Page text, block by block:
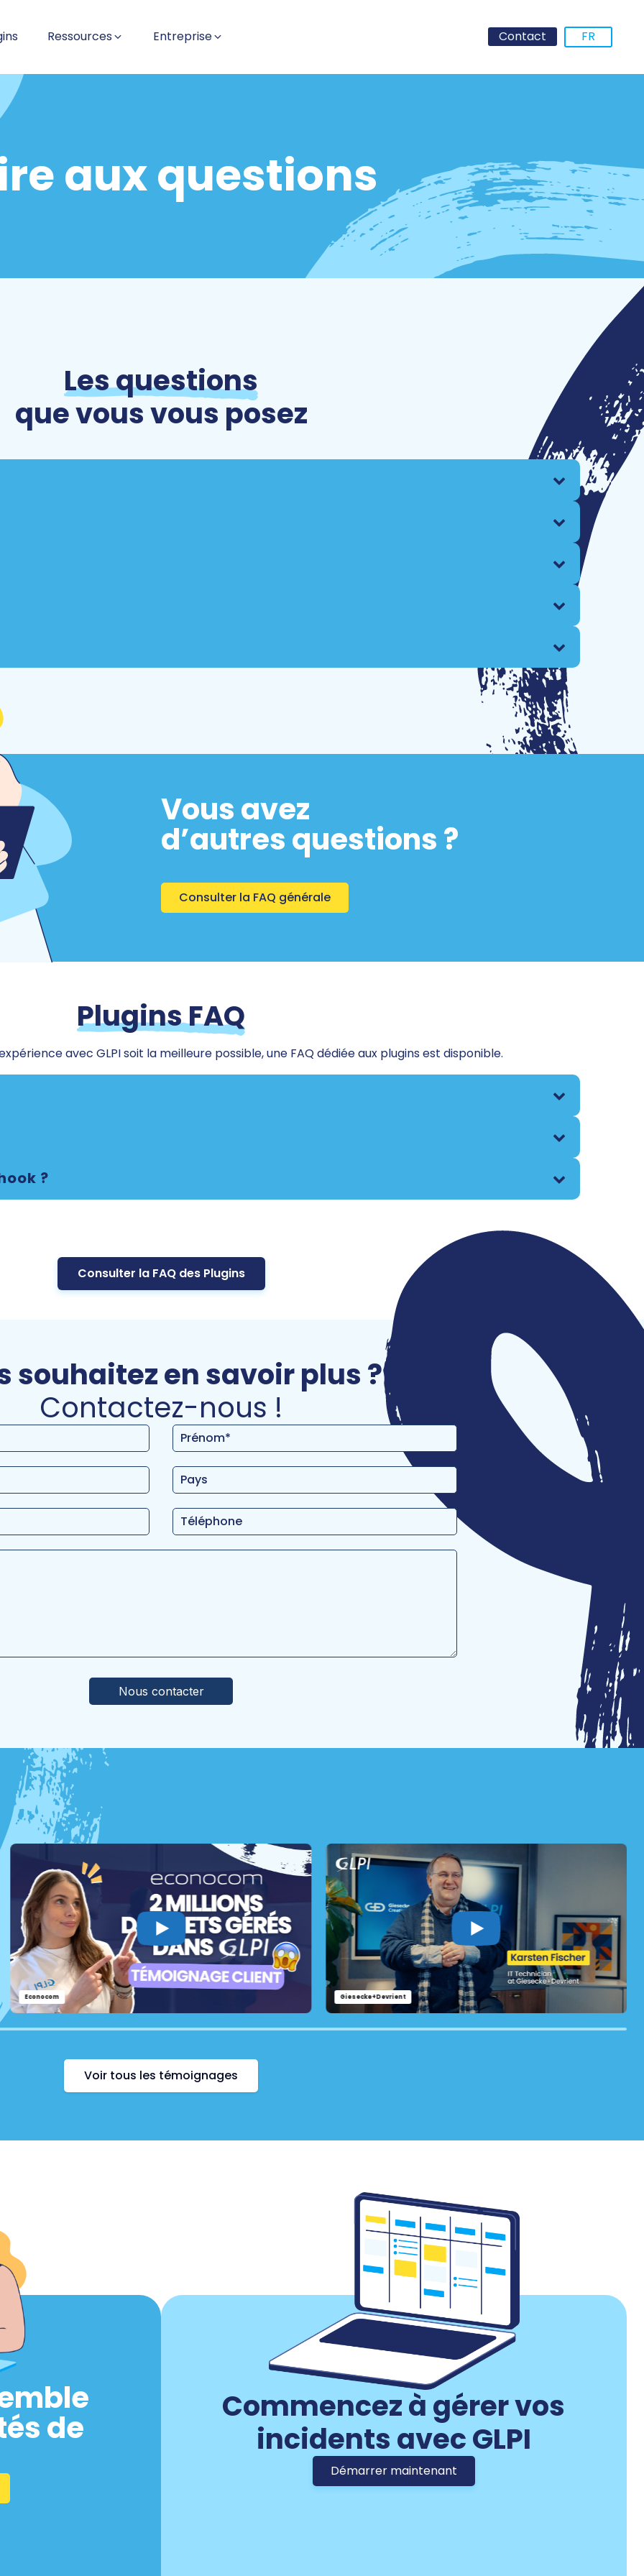
Ressources Entreprise Contact FR
aux questions
Les questions
que vous vous posez
Vous avez
d’autres questions ?
Consulter la FAQ générale
Plugins FAQ
avec GLPI soit la meilleure possible, une FAQ dédiée aux plugins est disponible.
?
Consulter la FAQ des Plugins
souhaitez en savoir plus ?
Contactez-nous !
Econocom Giesecke+Devrient
Voir tous les témoignages
de
Commencez à gérer vos
incidents avec GLPI
Démarrer maintenant